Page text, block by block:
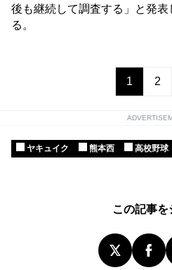
後も継続して調査する」と発
る。
1 2
ヤキュイク 熊本西 高校野球
この記事を